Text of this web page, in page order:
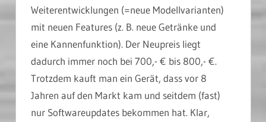
Weiterentwicklungen (=neue Modellvarianten)
mit neuen Features (z. B. neue Getränke und
eine Kannenfunktion). Der Neupreis liegt
dadurch immer noch bei 700,- € bis 800,- €.
Trotzdem kauft man ein Gerät, dass vor 8
Jahren auf den Markt kam und seitdem (fast)
nur Softwareupdates bekommen hat. Klar,